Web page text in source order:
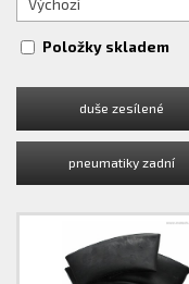
Výchozí
Položky skladem
duše zesílené
pneumatiky zadní